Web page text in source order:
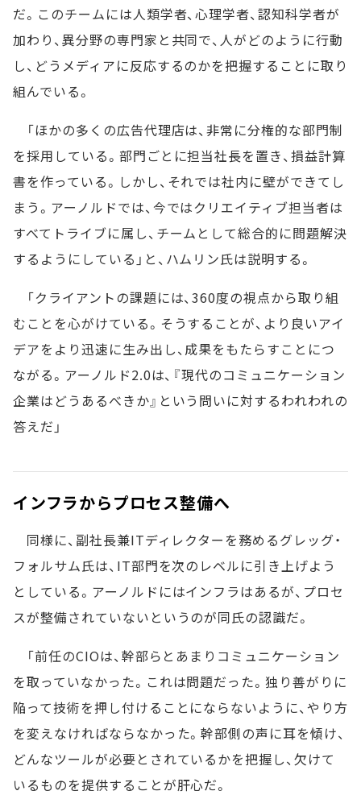
だ。このチームには人類学者、心理学者、認知科学者が
加わり、異分野の専門家と共同で、人がどのように行動
し、どうメディアに反応するのかを把握することに取り
組んでいる。
「ほかの多くの広告代理店は、非常に分権的な部門制
を採用している。部門ごとに担当社長を置き、損益計算
書を作っている。しかし、それでは社内に壁ができてし
まう。アーノルドでは、今ではクリエイティブ担当者は
すべてトライブに属し、チームとして総合的に問題解決
するようにしている」と、ハムリン氏は説明する。
「クライアントの課題には、360度の視点から取り組
むことを心がけている。そうすることが、より良いアイ
デアをより迅速に生み出し、成果をもたらすことにつ
ながる。アーノルド2.0は、『現代のコミュニケーション
企業はどうあるべきか』という問いに対するわれわれの
答えだ」
インフラからプロセス整備へ
同様に、副社長兼ITディレクターを務めるグレッグ・
フォルサム氏は、IT部門を次のレベルに引き上げよう
としている。アーノルドにはインフラはあるが、プロセ
スが整備されていないというのが同氏の認識だ。
「前任のCIOは、幹部らとあまりコミュニケーション
を取っていなかった。これは問題だった。独り善がりに
陥って技術を押し付けることにならないように、やり方
を変えなければならなかった。幹部側の声に耳を傾け、
どんなツールが必要とされているかを把握し、欠けて
いるものを提供することが肝心だ。